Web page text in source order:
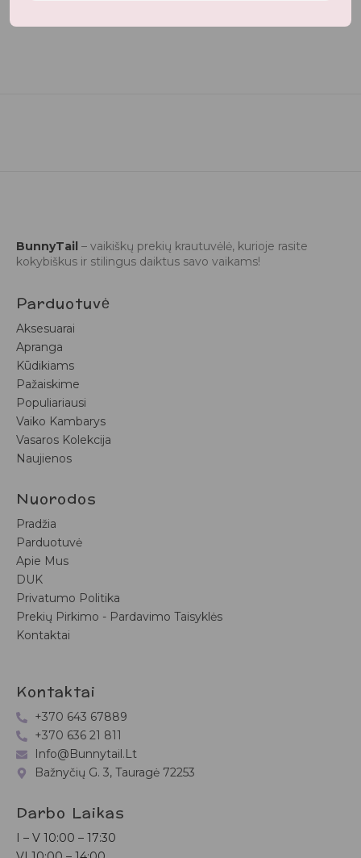
BunnyTail – vaikiškų prekių krautuvėlė, kurioje rasite
kokybiškus ir stilingus daiktus savo vaikams!
Parduotuvė
Aksesuarai
Apranga
Kūdikiams
Pažaiskime
Populiariausi
Vaiko Kambarys
Vasaros Kolekcija
Naujienos
Nuorodos
Pradžia
Parduotuvė
Apie Mus
DUK
Privatumo Politika
Prekių Pirkimo - Pardavimo Taisyklės
Kontaktai
Kontaktai
+370 643 67889
+370 636 21 811
Info@bunnytail.lt
Bažnyčių G. 3, Tauragė 72253
Darbo Laikas
I – V 10:00 – 17:30